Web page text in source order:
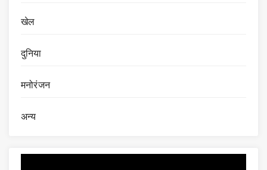
खेल
दुनिया
मनोरंजन
अन्य